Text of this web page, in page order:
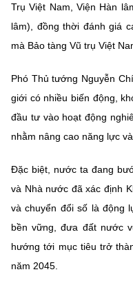
Năng lượng nguyên
Nhiệm vụ trọng tâm
MINISTRY OF
Trụ Việt Nam, Viện Hàn
lâm), đồng thời đánh giá
mà Bảo tàng Vũ trụ Việt
Phó Thủ tướng Nguyễn
giới có nhiều biến động,
đầu tư vào hoạt động
nhằm nâng cao năng lực
Đặc biệt, nước ta đang
và Nhà nước đã xác định
và chuyển đổi số là động
bền vững, đưa đất nước
hướng tới mục tiêu trở
năm 2045.